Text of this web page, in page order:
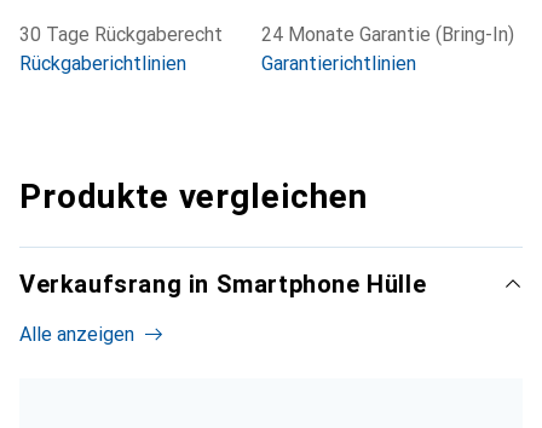
30 Tage Rückgaberecht
Rückgaberichtlinien
24 Monate Garantie (Bring-In)
Garantierichtlinien
Produkte vergleichen
Verkaufsrang in Smartphone Hülle
Alle anzeigen